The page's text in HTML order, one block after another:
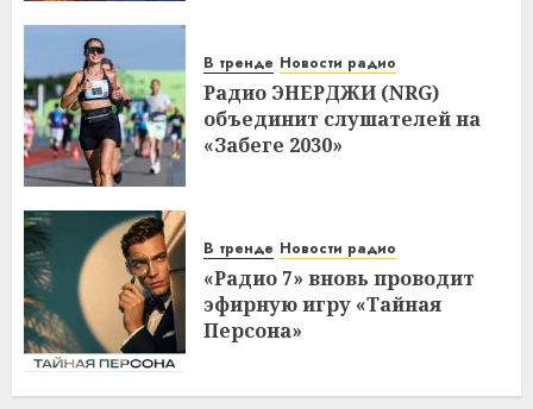
В тренде Новости радио
Радио ЭНЕРДЖИ (NRG)
объединит слушателей на
«Забеге 2030»
В тренде Новости радио
«Радио 7» вновь проводит
эфирную игру «Тайная
Персона»